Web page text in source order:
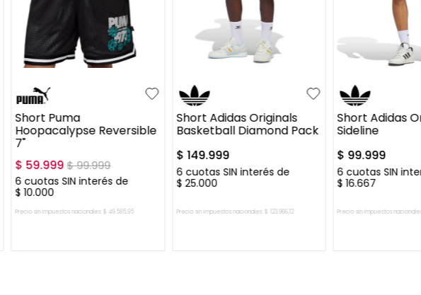
S L
M XL XXL
Short Puma
Hoopacalypse Reversible
7"
$ 59.999 $99.999
6 cuotas SIN interés de
$ 10.000
Precio sin impuestos nacionales: $ 49 585, 95
XL
Short Adidas Originals
Basketball Diamond Pack
$ 149.999
6 cuotas SIN interés de
$ 25.000
Precio sin impuestos nacionales: $ 123 966, 12
L
M
Short Adidas
Sideline
$ 99.999
6 cuotas SIN
$ 16.667
Precio sin impuestos